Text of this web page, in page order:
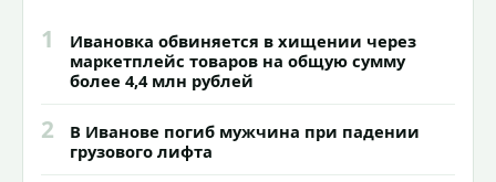
1
Ивановка обвиняется в хищении через
маркетплейс товаров на общую сумму
более 4,4 млн рублей
2
В Иванове погиб мужчина при падении
грузового лифта